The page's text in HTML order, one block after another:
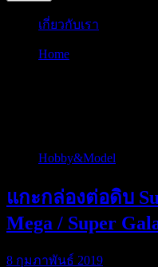
เกี่ยวกับเรา
Home
Hobby&Model
แกะกล่องต่อดิบ
Mega / Super
8 กุมภาพันธ์ 2019